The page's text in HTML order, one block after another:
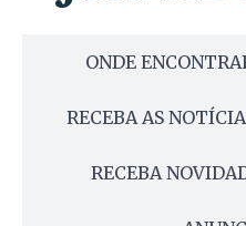
ONDE
RECEBA AS
RECEBA